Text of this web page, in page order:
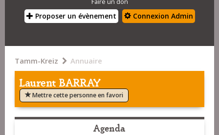
Faire un don
Proposer un évènement Connexion Admin
Tamm-Kreiz Annuaire
Laurent BARRAY
Mettre cette personne en favori
Agenda